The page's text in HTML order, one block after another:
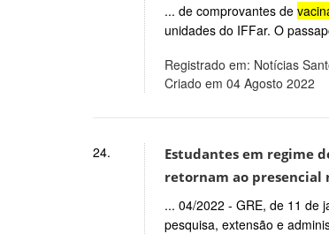
... de comprovantes de
unidades do IFFar. O
Registrado em: Notícias
Criado em 04 Agosto 2022
Estudantes em regime
retornam ao presencial
... 04/2022 - GRE, de 11 de
pesquisa, extensão e
24.